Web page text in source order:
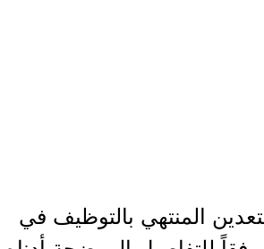
المنتهي بالتوظيف في